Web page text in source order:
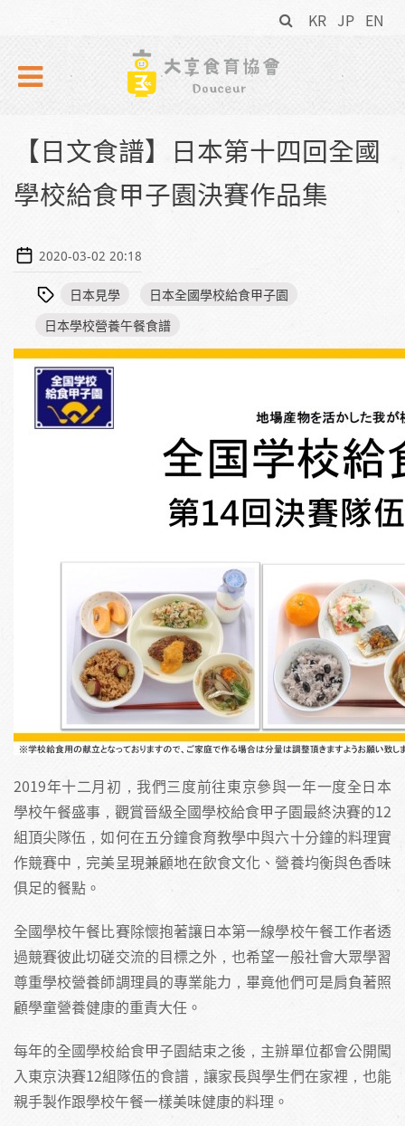
KR JP EN
搜
尋
表
【日文食譜】日本第十四回全國
學校給食甲子園決賽作品集
2020-03-02 20:18
日本見學
日本全國學校給食甲子園
日本學校營養午餐食譜
2019年十二月初，我們三度前往東京參與一年一度全日本
學校午餐盛事，觀賞晉級全國學校給食甲子園最終決賽的12
組頂尖隊伍，如何在五分鐘食育教學中與六十分鐘的料理實
作競賽中，完美呈現兼顧地在飲食文化、營養均衡與色香味
俱足的餐點。
全國學校午餐比賽除懷抱著讓日本第一線學校午餐工作者透
過競賽彼此切磋交流的目標之外，也希望一般社會大眾學習
尊重學校營養師調理員的專業能力，畢竟他們可是肩負著照
顧學童營養健康的重責大任。
每年的全國學校給食甲子園結束之後，主辦單位都會公開闖
入東京決賽12組隊伍的食譜，讓家長與學生們在家裡，也能
親手製作跟學校午餐一樣美味健康的料理。